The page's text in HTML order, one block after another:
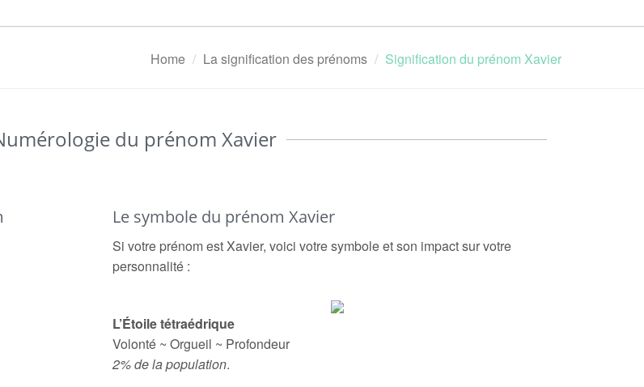
Home La signification des prénoms Signification du prénom Xavier
du prénom Xavier
Le symbole du prénom Xavier
Si votre prénom est Xavier, voici votre symbole et son impact sur votre
personnalité :
L’Étoile tétraédrique
Volonté ~ Orgueil ~ Profondeur
2% de la population.